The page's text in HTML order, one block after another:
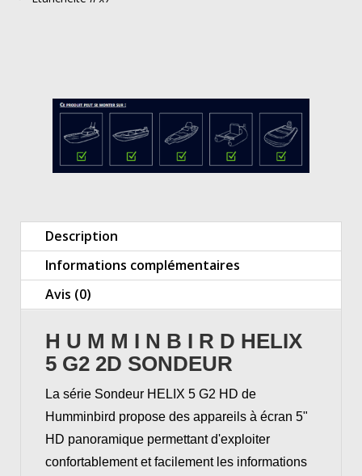
Description
Informations complémentaires
Avis (0)
H U M M I N B I R D HELIX
5 G2 2D SONDEUR
La série Sondeur HELIX 5 G2 HD de
Humminbird propose des appareils à écran 5"
HD panoramique permettant d'exploiter
confortablement et facilement les informations